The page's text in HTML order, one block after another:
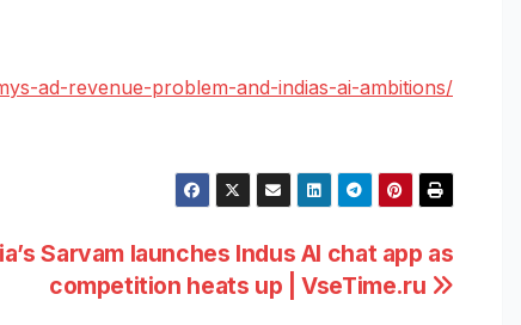
ad-revenue-problem-and-indias-ai-ambitions/
Sarvam launches Indus AI chat app as
competition heats up | VseTime.ru